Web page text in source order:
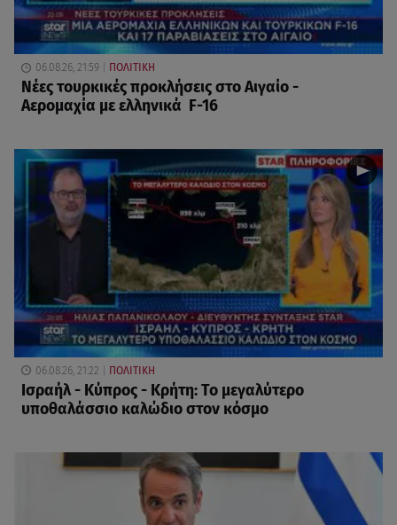
06.08.26, 21:59 ΠΟΛΙΤΙΚΗ
Νέες τουρκικές προκλήσεις στο Αιγαίο -
Αερομαχία με ελληνικά F-16
06.08.26, 21:22 ΠΟΛΙΤΙΚΗ
Ισραήλ - Κύπρος - Κρήτη: Το μεγαλύτερο
υποθαλάσσιο καλώδιο στον κόσμο